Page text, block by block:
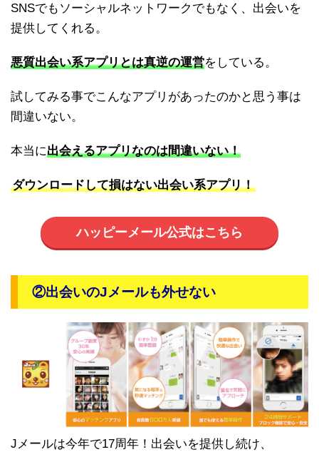
SNSでもソーシャルネットワークでもなく、出会いを
提供してくれる。
悪質出会い系アプリとは真逆の運営をしている。
試してみる事でこんなアプリがあったのかと思う事は
間違いない。
本当に出会えるアプリなのは間違いない！
ダウンロードして損はない出会い系アプリ！
ハッピーメール公式はこちら
②出会いのJメールも外せない
Jメールは今年で17周年！出会いを提供し続け、